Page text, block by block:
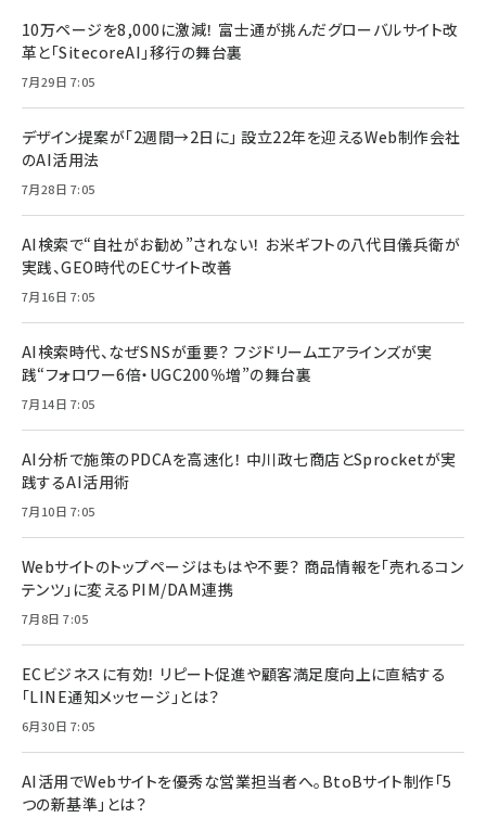
10万ページを8,000に激減！ 富士通が挑んだグローバルサイト改
革と「SitecoreAI」移行の舞台裏
7月29日 7:05
デザイン提案が「2週間→2日に」 設立22年を迎えるWeb制作会社
のAI活用法
7月28日 7:05
AI検索で“自社がお勧め”されない！ お米ギフトの八代目儀兵衛が
実践、GEO時代のECサイト改善
7月16日 7:05
AI検索時代、なぜSNSが重要？ フジドリームエアラインズが実
践“フォロワー6倍・UGC200％増”の舞台裏
7月14日 7:05
AI分析で施策のPDCAを高速化！ 中川政七商店とSprocketが実
践するAI活用術
7月10日 7:05
Webサイトのトップページはもはや不要？ 商品情報を「売れるコン
テンツ」に変えるPIM/DAM連携
7月8日 7:05
ECビジネスに有効！ リピート促進や顧客満足度向上に直結する
「LINE通知メッセージ」とは？
6月30日 7:05
AI活用でWebサイトを優秀な営業担当者へ。BtoBサイト制作「5
つの新基準」とは？